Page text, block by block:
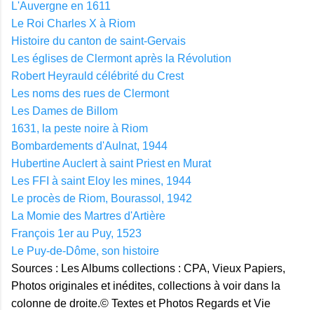
L'Auvergne en 1611
Le Roi Charles X à Riom
Histoire du canton de saint-Gervais
Les églises de Clermont après la Révolution
Robert Heyrauld célébrité du Crest
Les noms des rues de Clermont
Les Dames de Billom
1631, la peste noire à Riom
Bombardements d'Aulnat, 1944
Hubertine Auclert à saint Priest en Murat
Les FFI à saint Eloy les mines, 1944
Le procès de Riom, Bourassol, 1942
La Momie des Martres d'Artière
François 1er au Puy, 1523
Le Puy-de-Dôme, son histoire
Sources : Les Albums collections : CPA, Vieux Papiers,
Photos originales et inédites, collections à voir dans la
colonne de droite.© Textes et Photos Regards et Vie